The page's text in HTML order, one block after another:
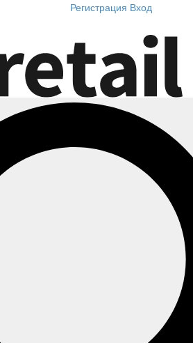
Регистрация Вход